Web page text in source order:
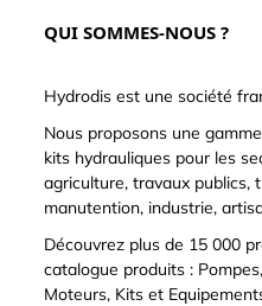
QUI SOMMES-NOUS ?
Hydrodis est une société
Nous proposons une
kits hydrauliques pour les
agriculture, travaux publics,
manutention, industrie,
Découvrez plus de 15 000
catalogue produits :
Moteurs, Kits et